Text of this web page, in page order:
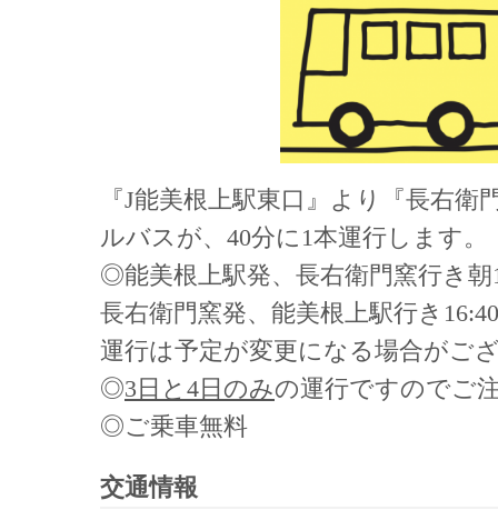
『J能美根上駅東口』より『長右衛
ルバスが、40分に1本運行します。
◎能美根上駅発、長右衛門窯行き朝
長右衛門窯発、能美根上駅行き
運行は予定が変更になる場合がご
◎3日と4日のみの運行ですのでご
◎ご乗車無料
交通情報